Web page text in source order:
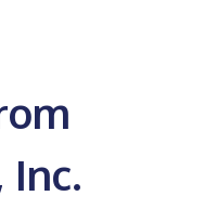
Inc.